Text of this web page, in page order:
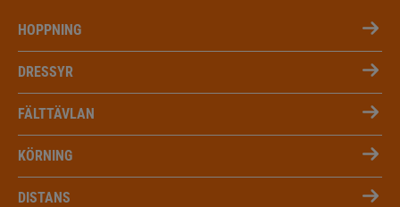
HOPPNING
DRESSYR
FÄLTTÄVLAN
KÖRNING
DISTANS